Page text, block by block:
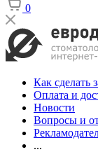
0
Как сделать
Оплата и
Новости
Вопросы и
...